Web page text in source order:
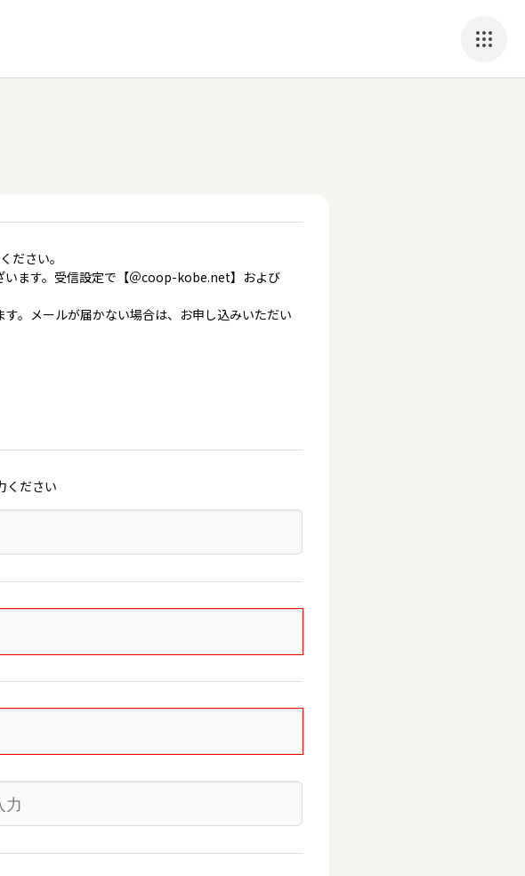
ださい。
います。受信設定で【＠coop-kobe.net】および
。メールが届かない場合は、お申し込みいただい
ください